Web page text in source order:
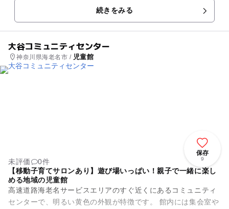
続きをみる
大谷コミュニティセンター
神奈川県海老名市 / 児童館
保存
9
未評価
0件
【移動子育てサロンあり】遊び場いっぱい！親子で一緒に楽し
める地域の児童館
高速道路海老名サービスエリアのすぐ近くにあるコミュニティ
センターで、明るい黄色の外観が特徴です。 館内には集会室や